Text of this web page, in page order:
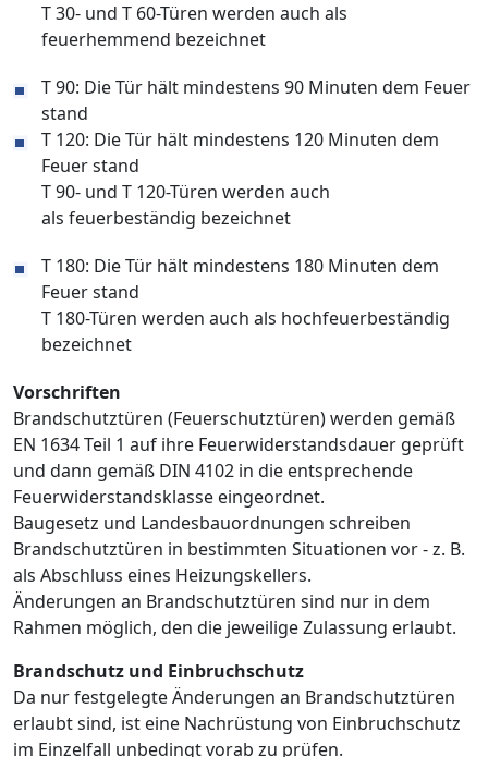
T 30- und T 60-Türen werden auch als
feuerhemmend bezeichnet
T 90: Die Tür hält mindestens 90 Minuten dem Feuer
stand
T 120: Die Tür hält mindestens 120 Minuten dem
Feuer stand
T 90- und T 120-Türen werden auch
als feuerbeständig bezeichnet
T 180: Die Tür hält mindestens 180 Minuten dem
Feuer stand
T 180-Türen werden auch als hochfeuerbeständig
bezeichnet
Vorschriften
Brandschutztüren (Feuerschutztüren) werden gemäß
EN 1634 Teil 1 auf ihre Feuerwiderstandsdauer geprüft
und dann gemäß DIN 4102 in die entsprechende
Feuerwiderstandsklasse eingeordnet.
Baugesetz und Landesbauordnungen schreiben
Brandschutztüren in bestimmten Situationen vor - z. B.
als Abschluss eines Heizungskellers.
Änderungen an Brandschutztüren sind nur in dem
Rahmen möglich, den die jeweilige Zulassung erlaubt.
Brandschutz und Einbruchschutz
Da nur festgelegte Änderungen an Brandschutztüren
erlaubt sind, ist eine Nachrüstung von Einbruchschutz
im Einzelfall unbedingt vorab zu prüfen.